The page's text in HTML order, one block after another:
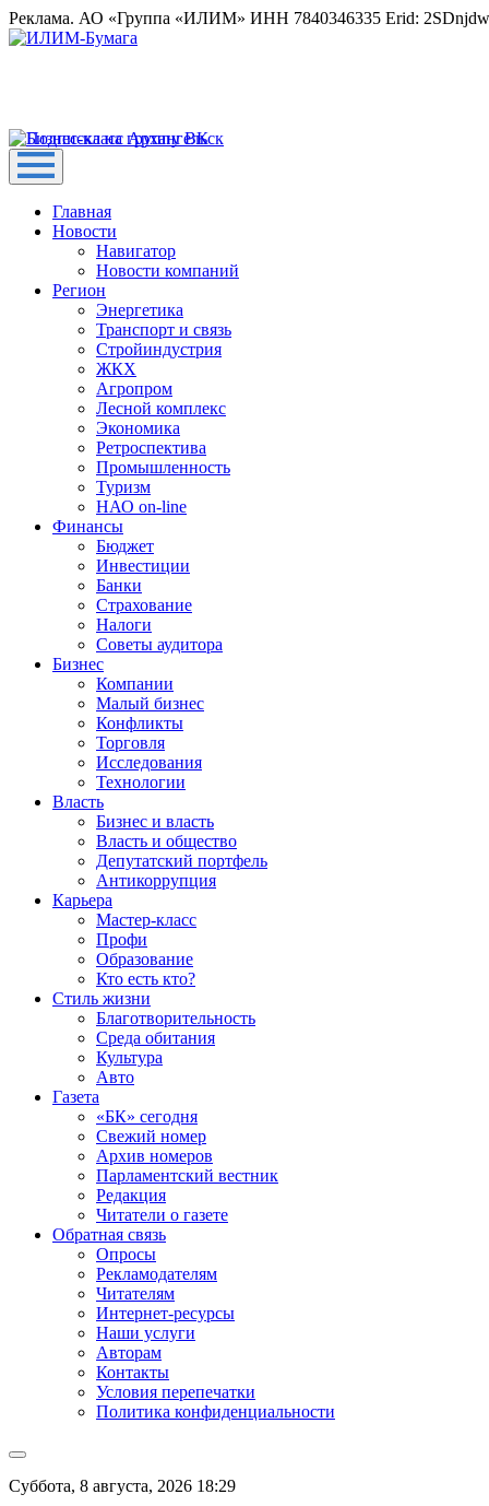
Реклама. АО «Группа «ИЛИМ» ИНН 7840346335 Erid:
Главная
Новости
Навигатор
Новости компаний
Регион
Энергетика
Транспорт и связь
Стройиндустрия
ЖКХ
Агропром
Лесной комплекс
Экономика
Ретроспектива
Промышленность
Туризм
НАО on-line
Финансы
Бюджет
Инвестиции
Банки
Страхование
Налоги
Советы аудитора
Бизнес
Компании
Малый бизнес
Конфликты
Торговля
Исследования
Технологии
Власть
Бизнес и власть
Власть и общество
Депутатский портфель
Антикоррупция
Карьера
Мастер-класс
Профи
Образование
Кто есть кто?
Стиль жизни
Благотворительность
Среда обитания
Культура
Авто
Газета
«БК» сегодня
Свежий номер
Архив номеров
Парламентский вестник
Редакция
Читатели о газете
Обратная связь
Опросы
Рекламодателям
Читателям
Интернет-ресурсы
Наши услуги
Авторам
Контакты
Условия перепечатки
Политика конфиденциальности
Суббота, 8 августа, 2026 18:29